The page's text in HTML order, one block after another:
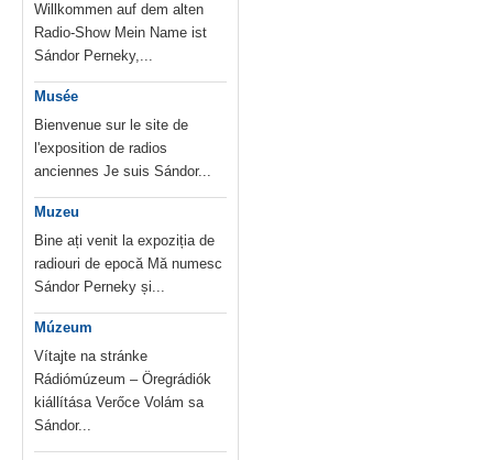
Willkommen auf dem alten
Radio-Show Mein Name ist
Sándor Perneky,...
Musée
Bienvenue sur le site de
l'exposition de radios
anciennes Je suis Sándor...
Muzeu
Bine ați venit la expoziția de
radiouri de epocă Mă numesc
Sándor Perneky și...
Múzeum
Vítajte na stránke
Rádiómúzeum – Öregrádiók
kiállítása Verőce Volám sa
Sándor...